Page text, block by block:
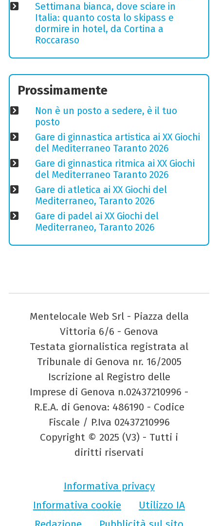
Settimana bianca, dove sciare in
Italia: quanto costa lo skipass e
dormire in hotel, da Cortina a
Roccaraso
Prossimamente
Non è un posto a sedere, è il tuo
posto
Gare di ginnastica artistica ai XX Giochi
del Mediterraneo Taranto 2026
Gare di ginnastica ritmica ai XX Giochi
del Mediterraneo Taranto 2026
Gare di atletica ai XX Giochi del
Mediterraneo, Taranto 2026
Gare di padel ai XX Giochi del
Mediterraneo, Taranto 2026
Mentelocale Web Srl - Piazza della
Vittoria 6/6 - Genova
Testata giornalistica registrata al
Tribunale di Genova nr. 16/2005
Iscrizione al Registro delle
Imprese di Genova n.02437210996 -
R.E.A. di Genova: 486190 - Codice
Fiscale / P.Iva 02437210996
Copyright © 2025 (V3) - Tutti i
diritti riservati
Informativa privacy
Informativa cookie
Utilizzo IA